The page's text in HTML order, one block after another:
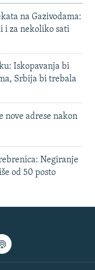
na Gazivodama:
i za nekoliko sati
Iskopavanja bi
Srbija bi trebala
nove adrese nakon
Negiranje
od 50 posto